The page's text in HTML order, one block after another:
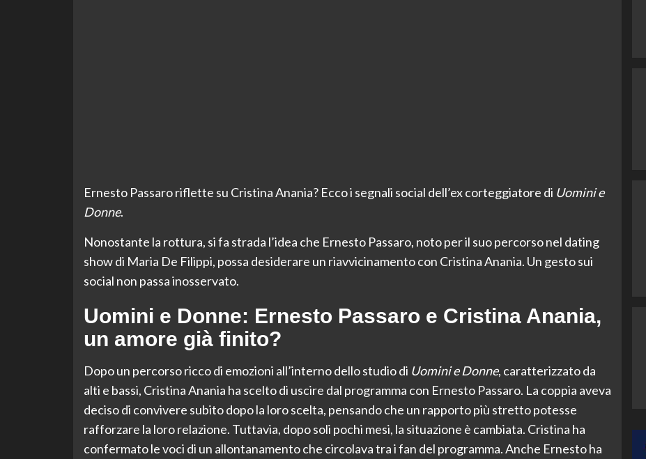
Ernesto Passaro riflette su Cristina Anania? Ecco i segnali social dell’ex corteggiatore di Uomini e
Donne.
Nonostante la rottura, si fa strada l’idea che Ernesto Passaro, noto per il suo percorso nel dating
show di Maria De Filippi, possa desiderare un riavvicinamento con Cristina Anania. Un gesto sui
social non passa inosservato.
Uomini e Donne: Ernesto Passaro e Cristina Anania,
un amore già finito?
Dopo un percorso ricco di emozioni all’interno dello studio di Uomini e Donne, caratterizzato da
alti e bassi, Cristina Anania ha scelto di uscire dal programma con Ernesto Passaro. La coppia aveva
deciso di convivere subito dopo la loro scelta, pensando che un rapporto più stretto potesse
rafforzare la loro relazione. Tuttavia, dopo soli pochi mesi, la situazione è cambiata. Cristina ha
confermato le voci di un allontanamento che circolava tra i fan del programma. Anche Ernesto ha